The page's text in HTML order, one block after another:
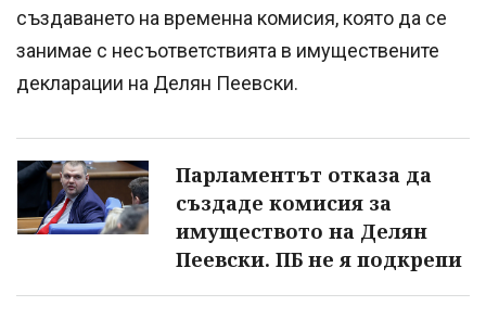
създаването на временна комисия, която да се
занимае с несъответствията в имуществените
декларации на Делян Пеевски.
Парламентът отказа да
създаде комисия за
имуществото на Делян
Пеевски. ПБ не я подкрепи